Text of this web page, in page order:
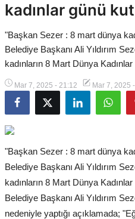
Kullanım Şartnamesi
Veri Politikası
kadınlar günü
"Başkan Sezer : 8 mart dünya
Belediye Başkanı Ali Yıldırım
kadınların 8 Mart Dünya Kadınlar
Mar 7, 2025 - 21:12 Mar 7, 2025
"Başkan Sezer : 8 mart dünya
Belediye Başkanı Ali Yıldırım
kadınların 8 Mart Dünya
Belediye Başkanı Ali Yıldırım
nedeniyle yaptığı açıklamada;